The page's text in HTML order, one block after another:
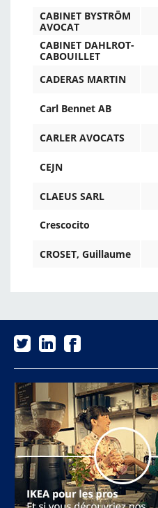
CABINET BYSTRÖM
AVOCAT
CABINET DAHLROT-
CABOUILLET
CADERAS MARTIN
Carl Bennet AB
CARLER AVOCATS
CEJN
CLAEUS SARL
Crescocito
CROSET, Guillaume